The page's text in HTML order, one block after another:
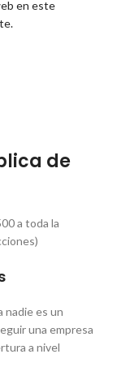
en este
de
a toda la
nadie es un
una empresa
a nivel